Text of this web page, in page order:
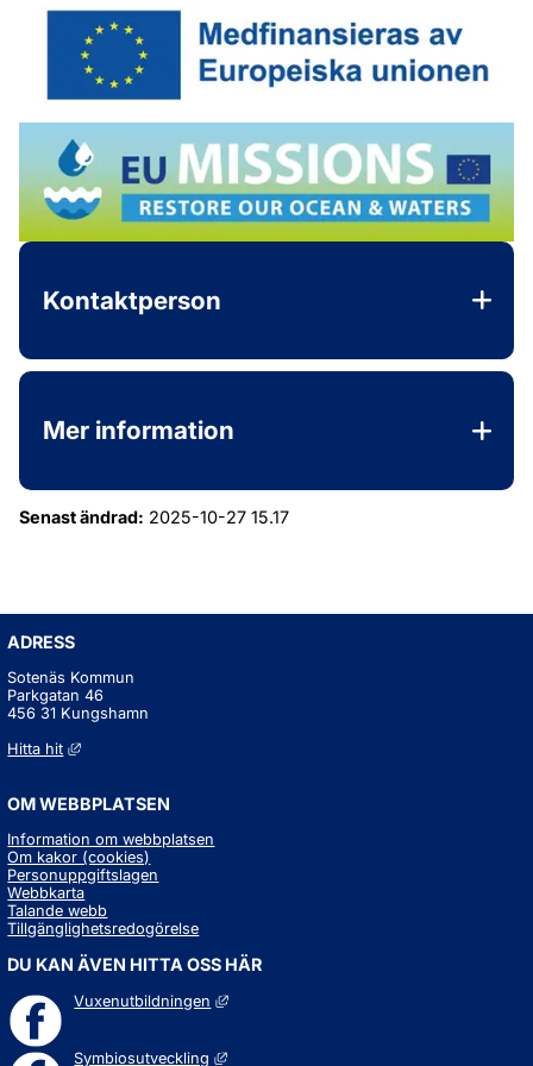
Kontaktperson
Mer information
Senast ändrad: 2025-10-27 15.17
ADRESS
Sotenäs Kommun
Parkgatan 46
456 31 Kungshamn
Hitta hit
Länk till annan webbplats, öppnas i nytt fönster.
OM WEBBPLATSEN
Information om webbplatsen
Om kakor (cookies)
Personuppgiftslagen
Webbkarta
Talande webb
Tillgänglighetsredogörelse
DU KAN ÄVEN HITTA OSS HÄR
Vuxenutbildningen Länk till annan webbplats, öppnas i nytt
Symbiosutveckling Länk till annan webbplats, öppnas i nytt